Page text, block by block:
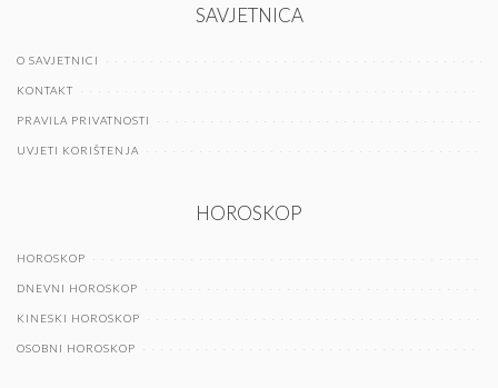
SAVJETNICA
O SAVJETNICI
KONTAKT
PRAVILA PRIVATNOSTI
UVJETI KORIŠTENJA
HOROSKOP
HOROSKOP
DNEVNI HOROSKOP
KINESKI HOROSKOP
OSOBNI HOROSKOP